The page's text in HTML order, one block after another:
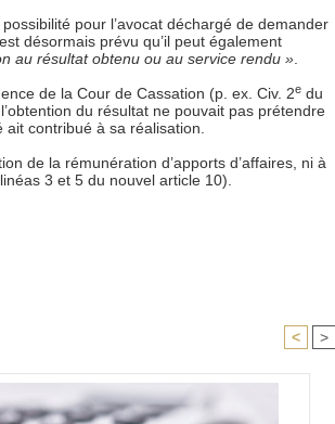
pour l’avocat déchargé de demander
désormais prévu qu’il peut également
au résultat obtenu ou au service rendu »
de la Cour de Cassation (p. ex. Civ. 2e du
du résultat ne pouvait pas prétendre
contribué à sa réalisation.
de la rémunération d’apports d’affaires, ni à
3 et 5 du nouvel article 10).
< >